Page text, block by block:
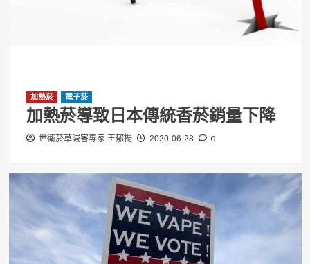
加熱菸 電子菸
加熱菸導致日本傳統香菸銷量下降
世衛菸草減害專家 王郁揚 2020-06-28 0